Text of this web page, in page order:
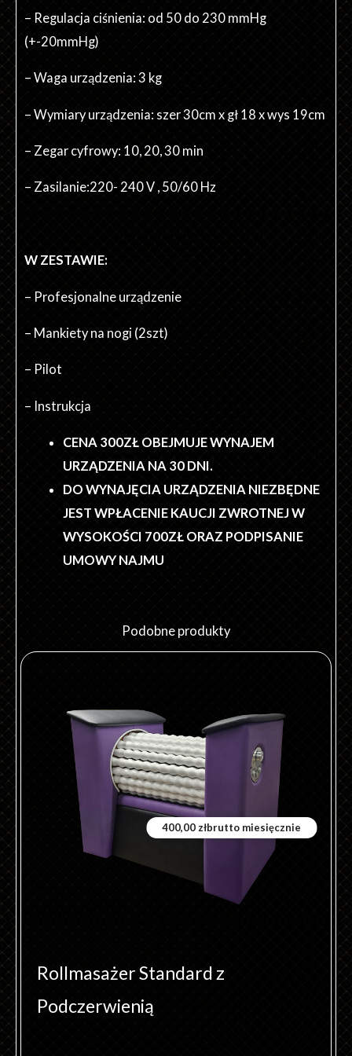
– Regulacja ciśnienia: od 50 do 230 mmHg
(+-20mmHg)
– Waga urządzenia: 3 kg
– Wymiary urządzenia: szer 30cm x gł 18 x wys 19cm
– Zegar cyfrowy: 10, 20, 30 min
– Zasilanie:220- 240 V , 50/60 Hz
W ZESTAWIE:
– Profesjonalne urządzenie
– Mankiety na nogi (2szt)
– Pilot
– Instrukcja
CENA 300ZŁ OBEJMUJE WYNAJEM
URZĄDZENIA NA 30 DNI.
DO WYNAJĘCIA URZĄDZENIA NIEZBĘDNE
JEST WPŁACENIE KAUCJI ZWROTNEJ W
WYSOKOŚCI 700ZŁ ORAZ PODPISANIE
UMOWY NAJMU
Podobne produkty
400,00złbrutto miesięcznie
Rollmasażer Standard z
Podczerwienią
wiele
wariantów.
Opcje
można
wybrać
stronie
produktu